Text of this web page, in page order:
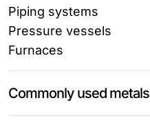
Piping systems
Pressure vessels
Furnaces
Commonly used metals